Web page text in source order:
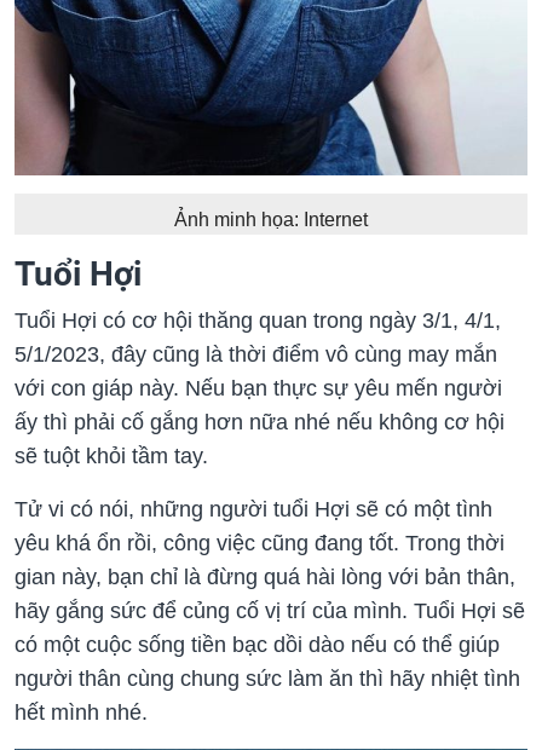
Ảnh minh họa: Internet
Tuổi Hợi
Tuổi Hợi có cơ hội thăng quan trong ngày 3/1, 4/1,
5/1/2023, đây cũng là thời điểm vô cùng may mắn
với con giáp này. Nếu bạn thực sự yêu mến người
ấy thì phải cố gắng hơn nữa nhé nếu không cơ hội
sẽ tuột khỏi tầm tay.
Tử vi có nói, những người tuổi Hợi sẽ có một tình
yêu khá ổn rồi, công việc cũng đang tốt. Trong thời
gian này, bạn chỉ là đừng quá hài lòng với bản thân,
hãy gắng sức để củng cố vị trí của mình. Tuổi Hợi sẽ
có một cuộc sống tiền bạc dồi dào nếu có thể giúp
người thân cùng chung sức làm ăn thì hãy nhiệt tình
hết mình nhé.